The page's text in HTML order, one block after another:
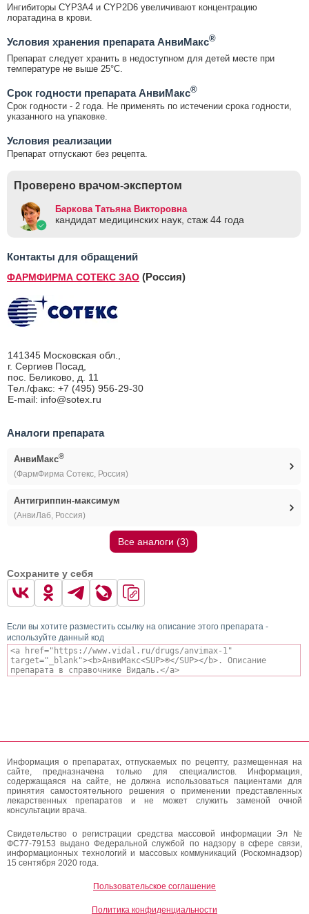
Ингибиторы CYP3A4 и CYP2D6 увеличивают концентрацию
лоратадина в крови.
Условия хранения препарата АнвиМакс®
Препарат следует хранить в недоступном для детей месте при
температуре не выше 25°С.
Срок годности препарата АнвиМакс®
Срок годности - 2 года. Не применять по истечении срока годности,
указанного на упаковке.
Условия реализации
Препарат отпускают без рецепта.
Проверено врачом-экспертом
Баркова Татьяна Викторовна
кандидат медицинских наук, стаж 44 годa
Контакты для обращений
ФАРМФИРМА СОТЕКС ЗАО (Россия)
141345 Московская обл.,
г. Сергиев Посад,
пос. Беликово, д. 11
Тел./факс: +7 (495) 956-29-30
E-mail: info@sotex.ru
Аналоги препарата
АнвиМакс®
(ФармФирма Сотекс, Россия)
Антигриппин-максимум
(АнвиЛаб, Россия)
Все аналоги (3)
Сохраните у себя
Если вы хотите разместить ссылку на описание этого препарата -
используйте данный код
Информация о препаратах, отпускаемых по рецепту, размещенная на
сайте, предназначена только для специалистов. Информация,
содержащаяся на сайте, не должна использоваться пациентами для
принятия самостоятельного решения о применении представленных
лекарственных препаратов и не может служить заменой очной
консультации врача.
Свидетельство о регистрации средства массовой информации Эл №
ФС77-79153 выдано Федеральной службой по надзору в сфере связи,
информационных технологий и массовых коммуникаций (Роскомнадзор)
15 сентября 2020 года.
Пользовательское соглашение
Политика конфиденциальности